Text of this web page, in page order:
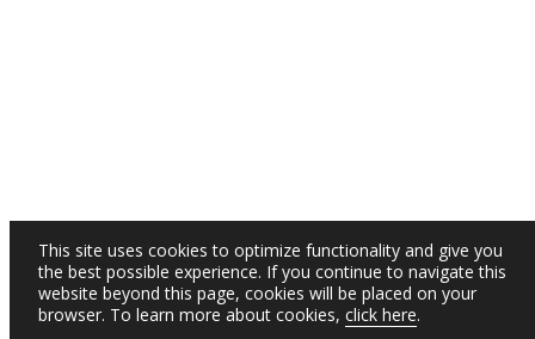
This site uses cookies to optimize functionality and give you
the best possible experience. If you continue to navigate this
website beyond this page, cookies will be placed on your
browser. To learn more about cookies, click here.